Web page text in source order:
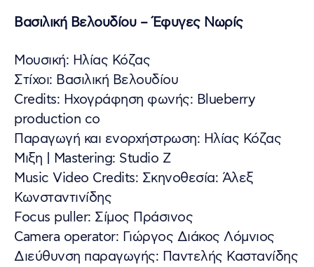
Βασιλική Βελουδίου – Έφυγες Νωρίς
Μουσική: Ηλίας Κόζας
Στίχοι: Βασιλική Βελουδίου
Credits: Ηχογράφηση φωνής: Blueberry
production co
Παραγωγή και ενορχήστρωση: Ηλίας Κόζας
Μιξη | Mastering: Studio Z
Music Video Credits: Σκηνοθεσία: Άλεξ
Κωνσταντινίδης
Focus puller: Σίμος Πράσινος
Camera operator: Γιώργος Διάκος Λόμνιος
Διεύθυνση παραγωγής: Παντελής Καστανίδης